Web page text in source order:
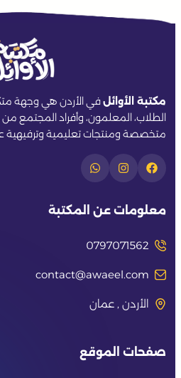
مكتبة الأوائلفي الأردن هي وجهة
الطلاب، المعلمون، وأفراد المجتمع
متخصصة ومنتجات تعليمية وترفيهية
معلومات عن المكتبة
0797071562
contact@awaeel.com
الأردن , عمان
صفحات الموقع